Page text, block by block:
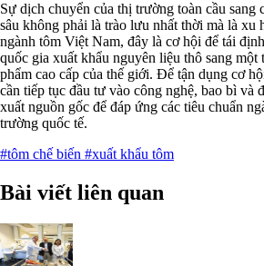
Sự dịch chuyển của thị trường toàn cầu sang
sâu không phải là trào lưu nhất thời mà là
ngành tôm Việt Nam, đây là cơ hội để tái
quốc gia xuất khẩu nguyên liệu thô sang một
phẩm cao cấp của thế giới. Để tận dụng cơ
cần tiếp tục đầu tư vào công nghệ, bao bì và
xuất nguồn gốc để đáp ứng các tiêu chuẩn
trường quốc tế.
#tôm chế biến #xuất khẩu tôm
Bài viết liên quan